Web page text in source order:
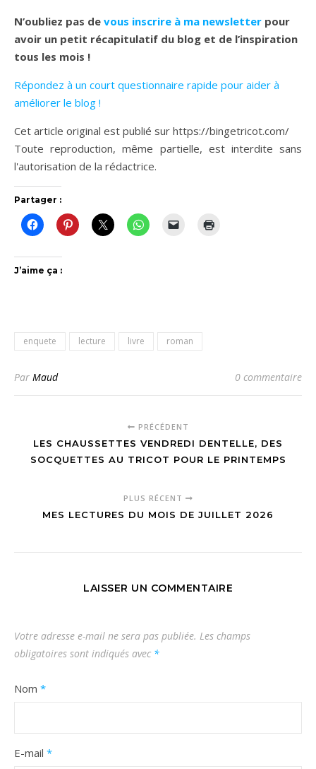
N’oubliez pas de vous inscrire à ma newsletter pour
avoir un petit récapitulatif du blog et de l’inspiration
tous les mois !
Répondez à un court questionnaire rapide pour aider à
améliorer le blog !
Cet article original est publié sur https://bingetricot.com/
Toute reproduction, même partielle, est interdite sans
l'autorisation de la rédactrice.
Partager :
J’aime ça :
enquete lecture livre roman
Par Maud 0 commentaire
PRÉCÉDENT
LES CHAUSSETTES VENDREDI DENTELLE, DES
SOCQUETTES AU TRICOT POUR LE PRINTEMPS
PLUS RÉCENT
MES LECTURES DU MOIS DE JUILLET 2026
LAISSER UN COMMENTAIRE
Votre adresse e-mail ne sera pas publiée. Les champs
obligatoires sont indiqués avec *
Nom *
E-mail *